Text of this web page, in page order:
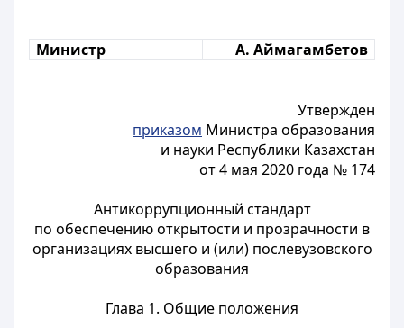
Министр А. Аймагамбетов
Утвержден
приказом Министра образования
и науки Республики Казахстан
от 4 мая 2020 года № 174
Антикоррупционный стандарт
по обеспечению открытости и прозрачности в
организациях высшего и (или) послевузовского
образования
Глава 1. Общие положения